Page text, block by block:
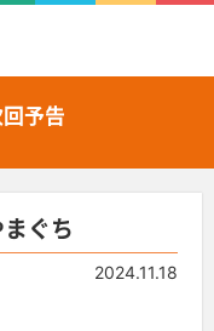
予告
ぐち
2024.11.18